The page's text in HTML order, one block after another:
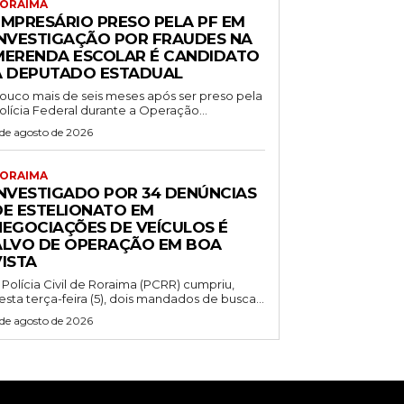
PRESO PELA PF EM
POR FRAUDES NA
ESCOLAR É CANDIDATO
DEPUTADO ESTADUAL
mais de seis meses após ser preso pela
Federal durante a Operação...
agosto de 2026
POR 34 DENÚNCIAS
ESTELIONATO EM
DE VEÍCULOS É
DE OPERAÇÃO EM BOA
Polícia Civil de Roraima (PCRR) cumpriu,
terça-feira (5), dois mandados de busca...
agosto de 2026